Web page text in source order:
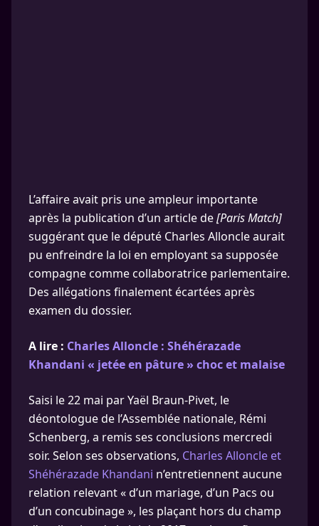
L’affaire avait pris une ampleur importante
après la publication d’un article de[Paris Match]
suggérant que le député Charles Alloncle aurait
pu enfreindre la loi en employant sa supposée
compagne comme collaboratrice parlementaire.
Des allégations finalement écartées après
examen du dossier.
A lire : Charles Alloncle : Shéhérazade
Khandani « jetée en pâture » choc et malaise
Saisi le 22 mai par Yaël Braun-Pivet, le
déontologue de l’Assemblée nationale, Rémi
Schenberg, a remis ses conclusions mercredi
soir. Selon ses observations, Charles Alloncle et
Shéhérazade Khandani n’entretiennent aucune
relation relevant « d’un mariage, d’un Pacs ou
d’un concubinage », les plaçant hors du champ